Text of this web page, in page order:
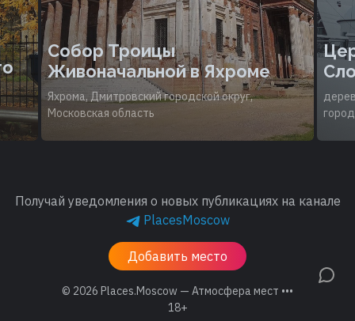
Собор Троицы
Живоначальной в Яхроме
Яхрома, Дмитровский городской округ,
Московская область
Получай уведомления о новых публикациях на канале
PlacesMoscow
Добавить место
© 2026 Places.Moscow — Атмосфера мест •••
18+